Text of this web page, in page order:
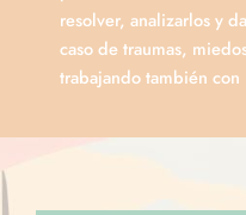
resolver, analizarlos y
caso de traumas,
trabajando también